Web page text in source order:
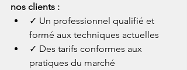
nos clients :
✓ Un professionnel qualifié et
formé aux techniques actuelles
✓ Des tarifs conformes aux
pratiques du marché